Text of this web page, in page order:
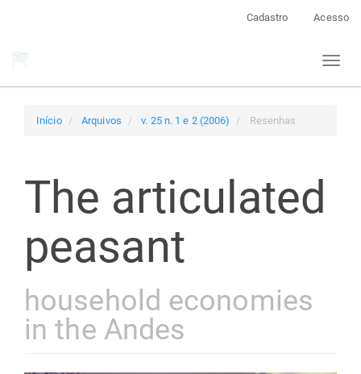
Cadastro Acesso
Toggle
Início Arquivos v. 25 n. 1 e 2 (2006) Resenhas
The articulated
peasant
household economies
in the Andes